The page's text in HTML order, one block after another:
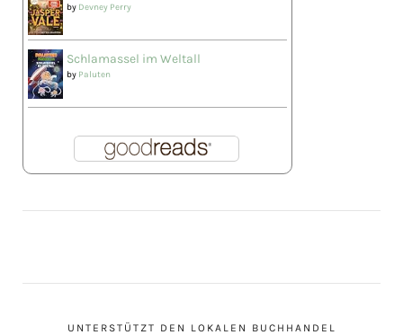
by Devney Perry
Schlamassel im Weltall
by Paluten
UNTERSTÜTZT DEN LOKALEN BUCHHANDEL